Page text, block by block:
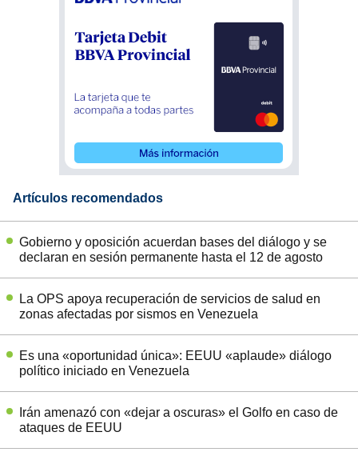
Artículos recomendados
Gobierno y oposición acuerdan bases del diálogo y se
declaran en sesión permanente hasta el 12 de agosto
La OPS apoya recuperación de servicios de salud en
zonas afectadas por sismos en Venezuela
Es una «oportunidad única»: EEUU «aplaude» diálogo
político iniciado en Venezuela
Irán amenazó con «dejar a oscuras» el Golfo en caso de
ataques de EEUU